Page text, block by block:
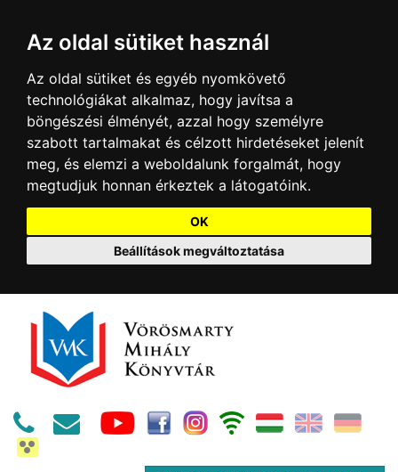
Az oldal sütiket használ
Az oldal sütiket és egyéb nyomkövető
technológiákat alkalmaz, hogy javítsa a
böngészési élményét, azzal hogy személyre
szabott tartalmakat és célzott hirdetéseket jelenít
meg, és elemzi a weboldalunk forgalmát, hogy
megtudjuk honnan érkeztek a látogatóink.
OK
Beállítások megváltoztatása